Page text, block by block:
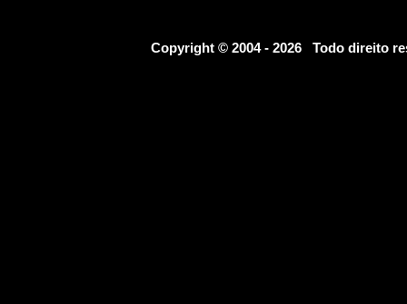
Copyright © 2004 - 2026 Todo direito